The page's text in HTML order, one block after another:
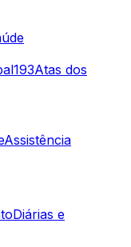
193Atas dos
Assistência
Diárias e